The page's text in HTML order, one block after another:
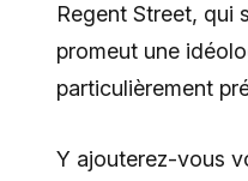
Regent Street, qui
promeut une
particulièrement
Y ajouterez-vous